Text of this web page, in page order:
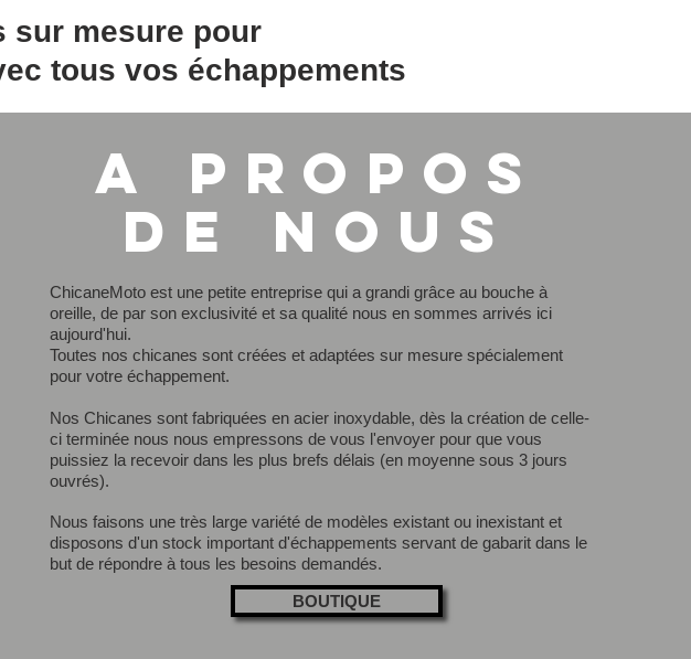
sur mesure pour
tous vos échappements
A propos
de nous
ChicaneMoto est une petite entreprise qui a grandi grâce au bouche à
oreille, de par son exclusivité et sa qualité nous en sommes arrivés ici
aujourd'hui.
Toutes nos chicanes sont créées et adaptées sur mesure spécialement
pour votre échappement.
Nos Chicanes sont fabriquées en acier inoxydable, dès la création de celle-
ci terminée nous nous empressons de vous l'envoyer pour que vous
puissiez la recevoir dans les plus brefs délais (en moyenne sous 3 jours
ouvrés).
Nous faisons une très large variété de modèles existant ou inexistant et
disposons d'un stock important d'échappements servant de gabarit dans le
but de répondre à tous les besoins demandés.
BOUTIQUE